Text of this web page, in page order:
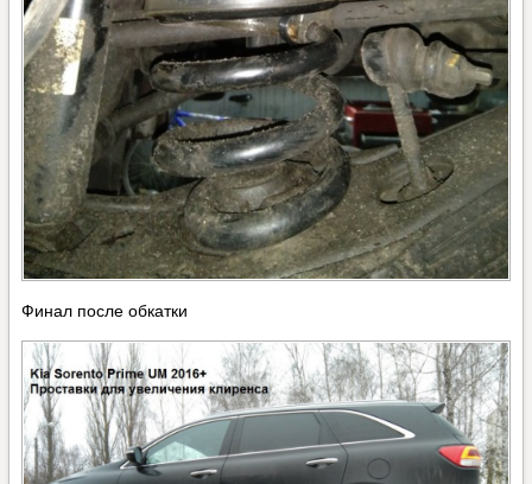
Финал после обкатки